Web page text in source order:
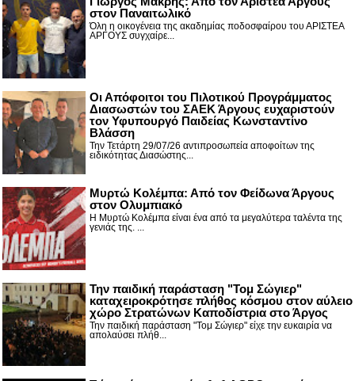
στον Παναιτωλικό
Όλη η οικογένεια της ακαδημίας ποδοσφαίρου του ΑΡΙΣΤΕΑ
ΑΡΓΟΥΣ συγχαίρε...
Οι Απόφοιτοι του Πιλοτικού Προγράμματος
Διασωστών του ΣΑΕΚ Άργους ευχαριστούν
τον Υφυπουργό Παιδείας Κωνσταντίνο
Βλάσση
Την Τετάρτη 29/07/26 αντιπροσωπεία αποφοίτων της
ειδικότητας Διασώστης...
Μυρτώ Κολέμπα: Από τον Φείδωνα Άργους
στον Ολυμπιακό
Η Μυρτώ Κολέμπα είναι ένα από τα μεγαλύτερα ταλέντα της
γενιάς της. ...
Την παιδική παράσταση "Τομ Σώγιερ"
καταχειροκρότησε πλήθος κόσμου στον αύλειο
χώρο Στρατώνων Καποδίστρια στο Άργος
Την παιδική παράσταση "Τομ Σώγιερ" είχε την ευκαιρία να
απολαύσει πλήθ...